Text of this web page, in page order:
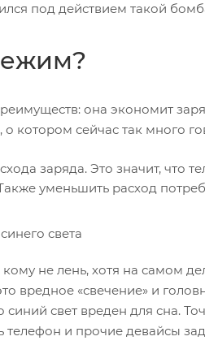
под действием такой
она экономит
котором сейчас так много
заряда. Это значит, что
уменьшить расход
света
не лень, хотя на самом
вредное «свечение» и
синий свет вреден для сна.
и прочие девайсы